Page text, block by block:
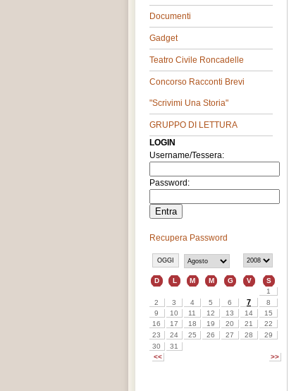
Documenti
Gadget
Teatro Civile Roncadelle
Concorso Racconti Brevi
"Scrivimi Una Storia"
GRUPPO DI LETTURA
LOGIN
Username/Tessera:
Password:
Recupera Password